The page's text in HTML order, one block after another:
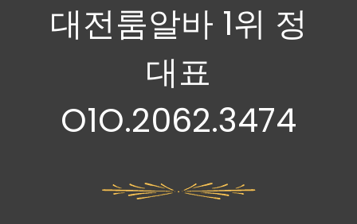
대전룸알바 1위 정
대표
O1O.2062.3474